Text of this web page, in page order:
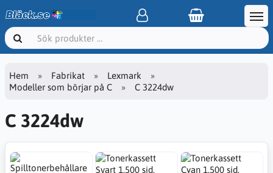
Hem Fabrikat
Lexmark
Modeller som börjar på C
C 3224dw
C 3224dw